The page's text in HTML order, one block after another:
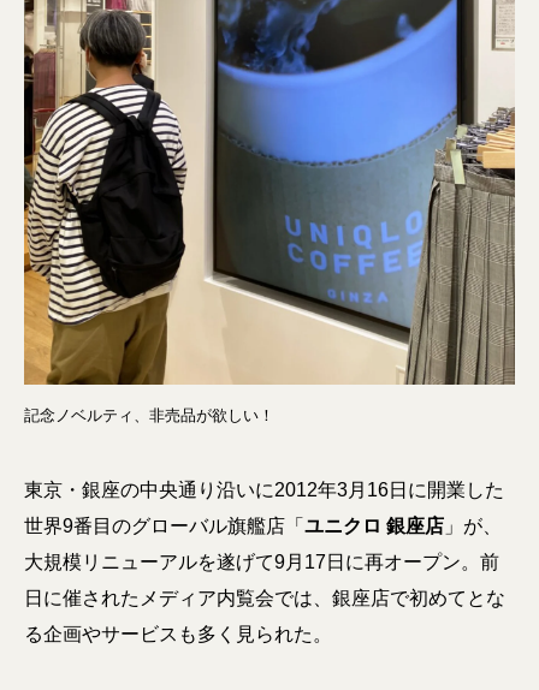
記念ノベルティ、非売品が欲しい！
東京・銀座の中央通り沿いに2012年3月16日に開業した
世界9番目のグローバル旗艦店「 ユニクロ 銀座店 」が、
大規模リニューアルを遂げて9月17日に再オープン。前
日に催されたメディア内覧会では、銀座店で初めてとな
る企画やサービスも多く見られた。